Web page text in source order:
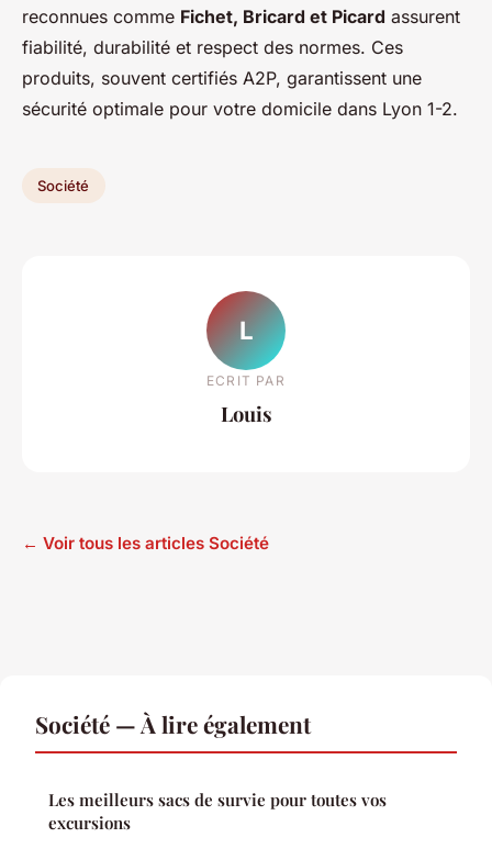
reconnues comme Fichet, Bricard et Picard assurent
fiabilité, durabilité et respect des normes. Ces
produits, souvent certifiés A2P, garantissent une
sécurité optimale pour votre domicile dans Lyon 1-2.
Société
L
ECRIT PAR
Louis
← Voir tous les articles Société
Société — À lire également
Les meilleurs sacs de survie pour toutes vos
excursions